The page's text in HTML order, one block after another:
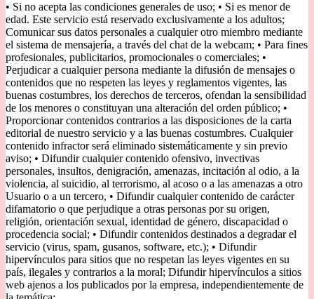
• Si no acepta las condiciones generales de uso; • Si es menor de
edad. Este servicio está reservado exclusivamente a los adultos;
Comunicar sus datos personales a cualquier otro miembro mediante
el sistema de mensajería, a través del chat de la webcam; • Para fines
profesionales, publicitarios, promocionales o comerciales; •
Perjudicar a cualquier persona mediante la difusión de mensajes o
contenidos que no respeten las leyes y reglamentos vigentes, las
buenas costumbres, los derechos de terceros, ofendan la sensibilidad
de los menores o constituyan una alteración del orden público; •
Proporcionar contenidos contrarios a las disposiciones de la carta
editorial de nuestro servicio y a las buenas costumbres. Cualquier
contenido infractor será eliminado sistemáticamente y sin previo
aviso; • Difundir cualquier contenido ofensivo, invectivas
personales, insultos, denigración, amenazas, incitación al odio, a la
violencia, al suicidio, al terrorismo, al acoso o a las amenazas a otro
Usuario o a un tercero, • Difundir cualquier contenido de carácter
difamatorio o que perjudique a otras personas por su origen,
religión, orientación sexual, identidad de género, discapacidad o
procedencia social; • Difundir contenidos destinados a degradar el
servicio (virus, spam, gusanos, software, etc.); • Difundir
hipervínculos para sitios que no respetan las leyes vigentes en su
país, ilegales y contrarios a la moral; Difundir hipervínculos a sitios
web ajenos a los publicados por la empresa, independientemente de